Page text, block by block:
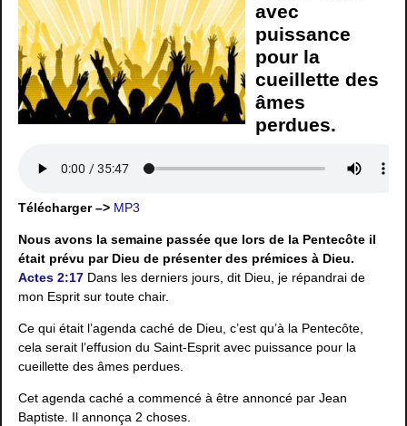
avec
puissance
pour la
cueillette des
âmes
perdues.
Télécharger –> MP3
Nous avons la semaine passée que lors de la Pentecôte il
était prévu par Dieu de présenter des prémices à Dieu.
Actes 2:17 Dans les derniers jours, dit Dieu, je répandrai de
mon Esprit sur toute chair.
Ce qui était l’agenda caché de Dieu, c’est qu’à la Pentecôte,
cela serait l’effusion du Saint-Esprit avec puissance pour la
cueillette des âmes perdues.
Cet agenda caché a commencé à être annoncé par Jean
Baptiste. Il annonça 2 choses.